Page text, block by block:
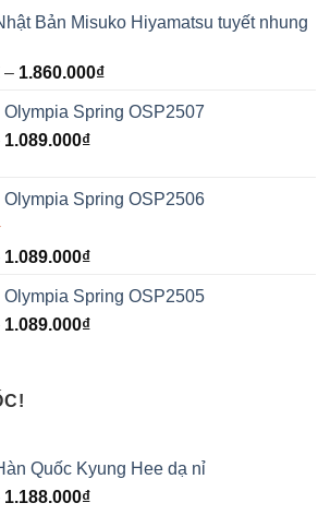
Bản Misuko Hiyamatsu tuyết nhung
– 1.860.000₫
Spring OSP2507
1.089.000₫
Spring OSP2506
1.089.000₫
Spring OSP2505
1.089.000₫
Quốc Kyung Hee dạ nỉ
1.188.000₫